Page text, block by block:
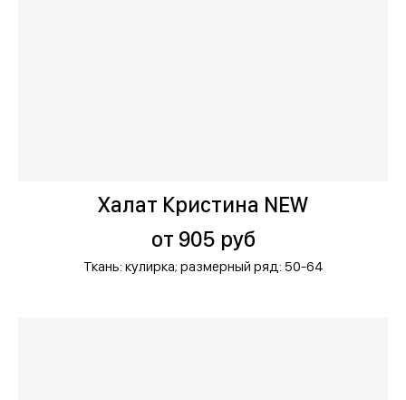
Халат Кристина NEW
от 905 руб
Ткань: кулирка; размерный ряд: 50-64